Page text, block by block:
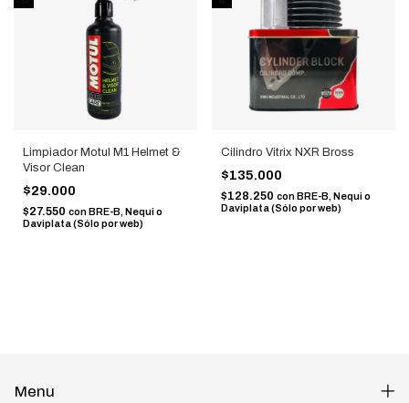
Limpiador Motul M1 Helmet &
Visor Clean
$29.000
$27.550 con BRE-B, Nequi o
Daviplata (Sólo por web)
Cilindro Vitrix NXR Bross
$135.000
$128.250 con BRE-B, Nequi o
Daviplata (Sólo por web)
Menu